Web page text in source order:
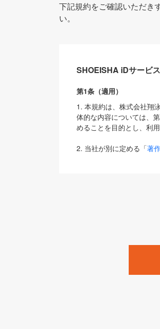
下記規約をご確認いただき
い。
SHOEISHA iDサービ
第1条（適用）
1. 本規約は、株式会社翔
体的な内容については、
めることを目的とし、利
2. 当社が別に定める「著
は、本規約の規定が優先
1. 「本サービス」とは
みます）及びこれらサー
「SEBook」「SEShop